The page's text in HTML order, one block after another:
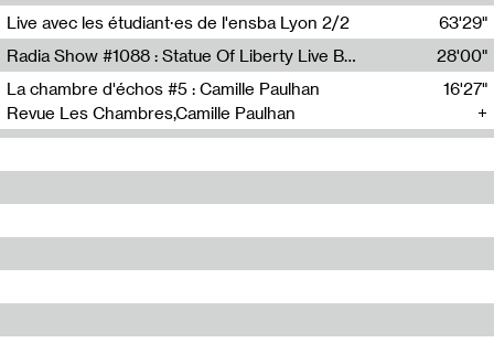
Live avec les étudiant·es de l'ensba Lyon 2/2
63'29"
Radia Show #1088 : Statue Of Liberty Live By Ed Baxter (Resonance)
Resonance
28'00"
La chambre d'échos #5 : Camille Paulhan
Revue Les Chambres,Camille Paulhan
16'27"